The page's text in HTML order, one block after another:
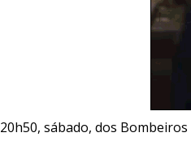
20h50, sábado, dos Bombeiros